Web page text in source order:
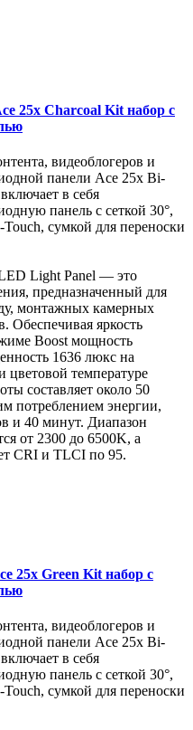
25x Charcoal Kit набор с
видеоблогеров и
панели Ace 25x Bi-
в себя
панель с сеткой 30°,
сумкой для переноски
Light Panel — это
предназначенный для
монтажных камерных
Обеспечивая яркость
Boost мощность
1636 люкс на
цветовой температуре
составляет около 50
потреблением энергии,
и 40 минут. Диапазон
от 2300 до 6500K, а
CRI и TLCI по 95.
25x Green Kit набор с
видеоблогеров и
панели Ace 25x Bi-
в себя
панель с сеткой 30°,
сумкой для переноски